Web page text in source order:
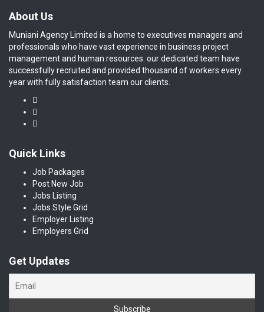
About Us
Muniani Agency Limited is a home to executives managers and
professionals who have vast experience in business project
management and human resources. our dedicated team have
successfully recruited and provided thousand of workers every
year with fully satisfaction team our clients.
Quick Links
Job Packages
Post New Job
Jobs Listing
Jobs Style Grid
Employer Listing
Employers Grid
Get Updates